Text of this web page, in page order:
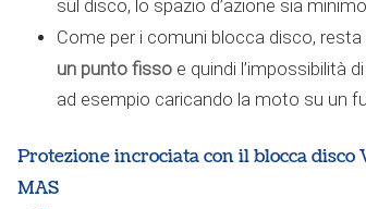
sul disco, lo spazio d’azione sia
Come per i comuni blocca disco, resta
un punto fisso e quindi l’impossibilità
ad esempio caricando la moto su un
Protezione incrociata con il blocca
MAS